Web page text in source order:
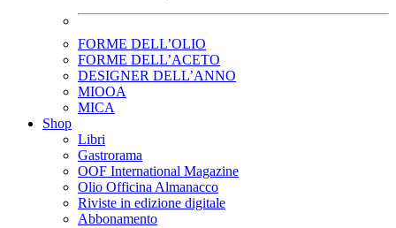
FORME DELL’OLIO
FORME DELL’ACETO
DESIGNER DELL’ANNO
MIOOA
MICA
Shop
Libri
Gastrorama
OOF International Magazine
Olio Officina Almanacco
Riviste in edizione digitale
Abbonamento